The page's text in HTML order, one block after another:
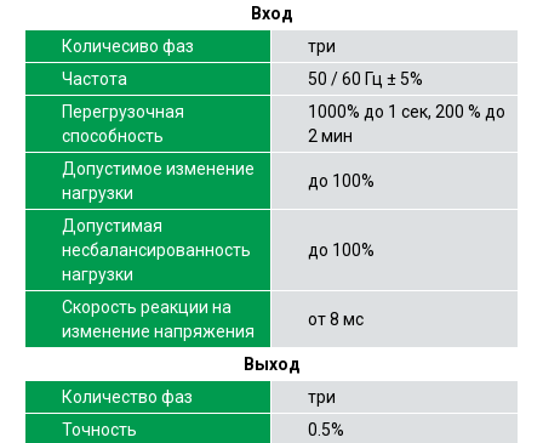
Вход
Количесиво фаз
три
Частота
50 / 60 Гц ± 5%
Перегрузочная
способность
1000% до 1 сек, 200 % до
2 мин
Допустимое изменение
нагрузки
до 100%
Допустимая
несбалансированность
нагрузки
до 100%
Скорость реакции на
изменение напряжения
от 8 мс
Выход
Количество фаз
три
Точность
0.5%